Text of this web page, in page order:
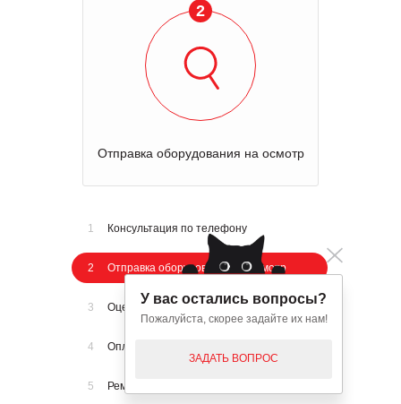
3
Оценка стоимости ремонта
1 Консультация по телефону
2 Отправка оборудования на осмотр
3 Оценка стоимости ремонта
4 Оплата счета
5 Ремонт и отправка оборудования
У вас остались вопросы?
Пожалуйста, скорее задайте их нам!
ЗАДАТЬ ВОПРОС